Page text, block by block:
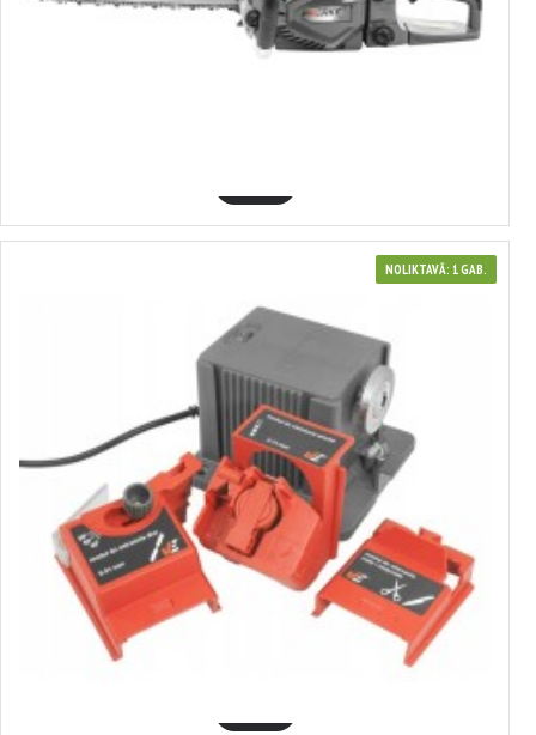
NOLIKTAVĀ: 1 GAB.
Elektriskais universālais asināmais 65 W 6000 apgr./min VERKE